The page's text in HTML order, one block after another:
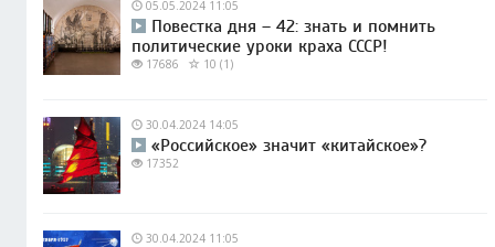
05.05.2024 11:05
Повестка дня – 42: знать и помнить
политические уроки краха СССР!
17686 10 (1)
30.04.2024 14:05
«Российское» значит «китайское»?
17352
30.04.2024 11:05